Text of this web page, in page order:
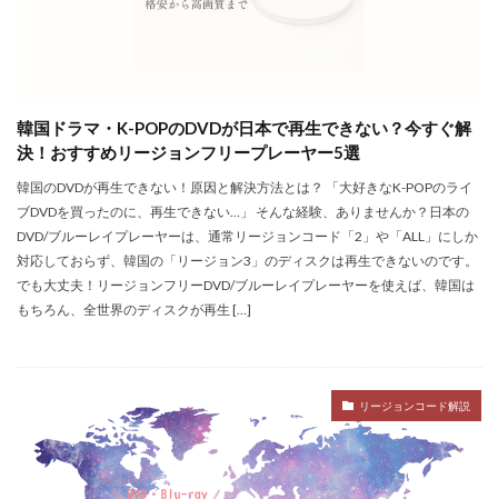
韓国ドラマ・K-POPのDVDが日本で再生できない？今すぐ解
決！おすすめリージョンフリープレーヤー5選
韓国のDVDが再生できない！原因と解決方法とは？ 「大好きなK-POPのライ
ブDVDを買ったのに、再生できない…」 そんな経験、ありませんか？日本の
DVD/ブルーレイプレーヤーは、通常リージョンコード「2」や「ALL」にしか
対応しておらず、韓国の「リージョン3」のディスクは再生できないのです。
でも大丈夫！リージョンフリーDVD/ブルーレイプレーヤーを使えば、韓国は
もちろん、全世界のディスクが再生 […]
リージョンコード解説